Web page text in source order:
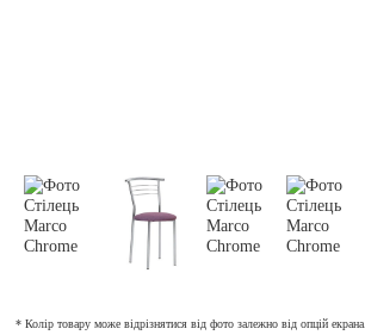
* Колір товару може відрізнятися від фото залежно від опцій екрана.